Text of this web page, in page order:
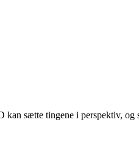
sætte tingene i perspektiv, og